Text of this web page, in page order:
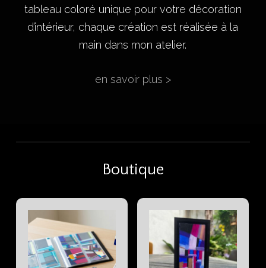
tableau coloré unique pour votre décoration
d’intérieur, chaque création est réalisée à la
main dans mon atelier.
en savoir plus >
Boutique